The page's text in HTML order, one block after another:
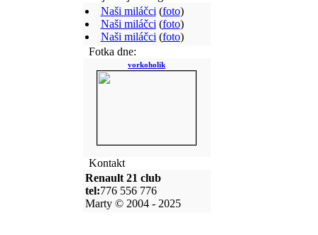
Naši miláčci (foto)
Naši miláčci (foto)
Naši miláčci (foto)
Fotka dne:
vorkoholik
Kontakt
Renault 21 club
tel:776 556 776
Marty © 2004 - 2025